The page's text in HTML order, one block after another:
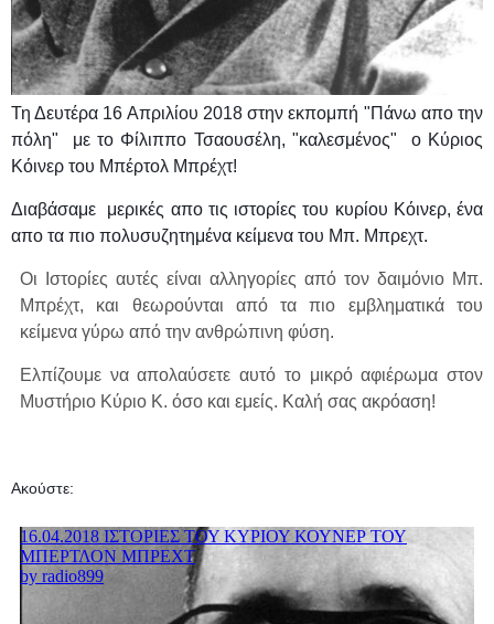
Τη Δευτέρα 16 Απριλίου 2018 στην εκπομπή "Πάνω απο την
πόλη" με το Φίλιππο Τσαουσέλη, "καλεσμένος" ο Κύριος
Κόινερ του Μπέρτολ Μπρέχτ!
Διαβάσαμε μερικές απο τις ιστορίες του κυρίου Κόινερ, ένα
απο τα πιο πολυσυζητημένα κείμενα του Μπ. Μπρεχτ.
Οι Ιστορίες αυτές είναι αλληγορίες από τον δαιμόνιο Μπ.
Μπρέχτ, και θεωρούνται από τα πιο εμβληματικά του
κείμενα γύρω από την ανθρώπινη φύση.
Ελπίζουμε να απολαύσετε αυτό το μικρό αφιέρωμα στον
Μυστήριο Κύριο Κ. όσο και εμείς. Καλή σας ακρόαση!
Ακούστε: